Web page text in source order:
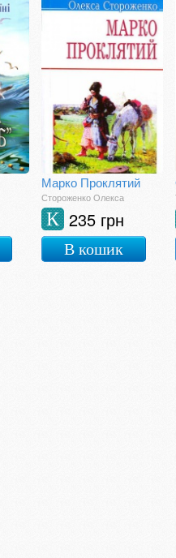
Марко Проклятий
Стороженко Олекса
235 грн
К
В кошик